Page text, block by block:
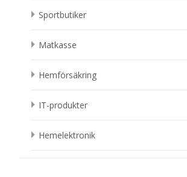
Sportbutiker
Matkasse
Hemförsäkring
IT-produkter
Hemelektronik